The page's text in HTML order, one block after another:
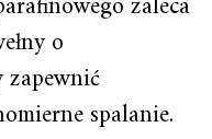
o
spalanie.